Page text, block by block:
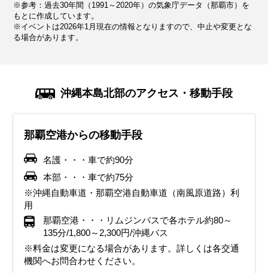
22.5℃ 119.1mm
気候・服装
11月の沖縄は秋が深まり、平均気温は約23℃と快適な日が多
軽めのジャケットやストールを持参しておくと便利です。こ
の時期は湿度が下がり、過ごしやすい日が増えますが、海辺
では風が強い日もあるため、風を防ぐ素材のアウターが役立
ちます。観光地を巡る際には、動きやすいスニーカーや防滑
性のある靴を選ぶと安心です。
イベント・観光
イルミネーションシーズン・石垣島まつり・壺屋やむちん通り祭
り・離島フェア・沖縄国際カーニバル
19.0℃ 110.0mm
気候・服装
12月の沖縄は冬を迎えますが、平均気温は約20℃で、日本本
朝晩は15℃前後まで冷え込むこともあるため、防寒対策を意
識しましょう。観光地巡りでは動きやすいスニーカーが最適
で、海風の強い場所を訪れる場合は風を通しにくい素材の服
がおすすめです。また、クリスマスイルミネーションや年末
イベントが盛り上がる時期なので、華やかな服装を取り入れ
ると気分が高まります。温暖な沖縄の冬を快適な服装で満喫
してください。
イベント・観光
イルミネーションシーズン・星空観測・NAHAマラソン・読谷山
17.3℃ 101.6mm
気候・服装
1月の沖縄は冬にあたりますが、平均気温は約17℃と日本本
ジャケットやウィンドブレーカーを用意しておくと安心で
す。風が強い日もあるため、風を通しにくい素材の服が便利
です。また、観光には歩きやすいスニーカーを選び、防水性
があるものを準備しておくと、突然の雨にも対応できます。
沖縄特有の温暖な気候を活かした服装を選びましょう。
イベント・観光
ホエールウォッチング・石垣島マラソン・宮古島100kmワイドー
マラソン・桜まつり（各地）・琉球ランタンフェスティバル・イ
ルミネーションシーズン・星空観測・タンカン（旬）
17.5℃ 114.5mm
気候・服装
2月の沖縄も引き続き穏やかな冬の気候が続きます。平均気
ールを持参すると便利です。観光地では屋外を歩く時間が長
くなることがあるため、動きやすい服装と防風対策が重要で
す。また、雨の日もあるので、折りたたみ傘やレインシュー
ズを用意しておくと安心です。沖縄ならではの自然や文化を
楽しむために、軽やかで機能的な服装を心がけましょう。
イベント・観光
ホエールウォッチング・桜まつり（各地）・プロ野球春季キャン
プ・琉球ランタンフェスティバル・イルミネーションシーズン・
星空観測・タンカン（旬）
19.1℃ 142.8mm
気候・服装
3月の沖縄は春の訪れを感じる時期で、平均気温は20℃近く
です。朝晩は少し冷えることもあるので、重ね着で調整でき
る服装が快適です。観光地やアクティビティでは、軽量で通
気性の良いスニーカーが役立ちます。また、沖縄特有の湿気
が増してくるため、速乾性のある素材の服を選ぶと快適に過
ごせます。春らしい明るい色の服装で、観光をより楽しく演
出しましょう。
イベント・観光
海開き・クリーンアップウォーク久米島・琉球ランタンフェステ
ィバル・イルミネーションシーズン・星空観測・東村つつじ祭
21.5℃ 161.0mm
気候・服装
4月の沖縄は春本番で、平均気温は22℃前後と過ごしやすい
ため、薄手のカーディガンやジャケットを持ち歩くと便利で
す。海辺を訪れる場合は、風が冷たく感じられることもある
ので、風を防ぐ上着を準備してください。紫外線対策とし
て、帽子やサングラスを活用し、日焼け止めも忘れずに持参
しましょう。動きやすく爽やかな服装で、春の沖縄を存分に
楽しみましょう。
イベント・観光
海開き・琉球海炎祭・星空観測・島ぜんぶでおーきな祭（沖縄国
際映画祭）・伊江島ゆり祭り・石垣島トライアスロン・宮古島ト
24.2℃ 245.3mm
気候・服装
5月の沖縄は初夏を迎え、平均気温は25℃を超える日もあり
め、薄手のカーディガンやシャツを携帯しておくと便利で
す。湿度が高くなり始めるため、通気性の良い素材の服を選
ぶことがポイントです。5月は紫外線が強くなるため、帽子
やサングラス、日焼け止めでしっかりと紫外線対策をしまし
ょう。観光地やアクティビティを思い切り楽しむために、機
能的で快適な服装を心がけましょう。
イベント・観光
海水浴シーズン・那覇ハーリー
27.2℃ 284.4mm
気候・服装
6月の沖縄は梅雨の時期にあたり、湿度が高く、雨の日が多
す。軽量で速乾性のある素材の服を選び、湿気にも対応でき
るスタイルがおすすめです。折りたたみ傘やレインコートを
持参し、防水性のあるスニーカーやサンダルを用意しましょ
う。また、エアコンが効いている室内では肌寒く感じること
があるため、薄手のカーディガンやストールを携帯すると便
利です。梅雨の湿気を乗り切るために、涼しく動きやすい服
装で快適な旅行を楽しみましょう。
イベント・観光
海水浴シーズン・糸満ハーレー・マンゴー（旬）・パイナップル
29.1℃ 188.1mm
気候・服装
7月の沖縄は梅雨が明け、夏本番の暑さを迎えます。平均気
スリーブシャツ、ショートパンツやスカートを選び、涼しく
快適な服装を心がけましょう。帽子やサングラス、日焼け止
めを必ず用意し、特にビーチを訪れる際はラッシュガードを
着用すると便利です。また、長時間外を歩く場合は、通気性
の良いスニーカーやサンダルで足元をしっかりサポートしま
しょう。こまめな水分補給と暑さ対策を忘れずに、夏の沖縄
を思い切り楽しんでください。
イベント・観光
海水浴シーズン・夏祭り（各地）・マンゴー（旬）・パイナップ
※参考：過去30年間（1991～2020年）の気象庁データ（那覇市）を
もとに作成しています。
※イベントは2026年1月現在の情報となりますので、中止や変更とな
る場合があります。
沖縄本島北部のアクセス・移動手段
那覇空港からの移動手段
名護・・・車で約90分
本部・・・車で約75分
※沖縄自動車道・那覇空港自動車道（南風原道路）利
用
那覇空港・・・リムジンバスで各ホテル約80～
135分/1,800～2,300円/沖縄バス
※料金は変更になる場合があります。詳しくは各交通
機関へお問合わせください。